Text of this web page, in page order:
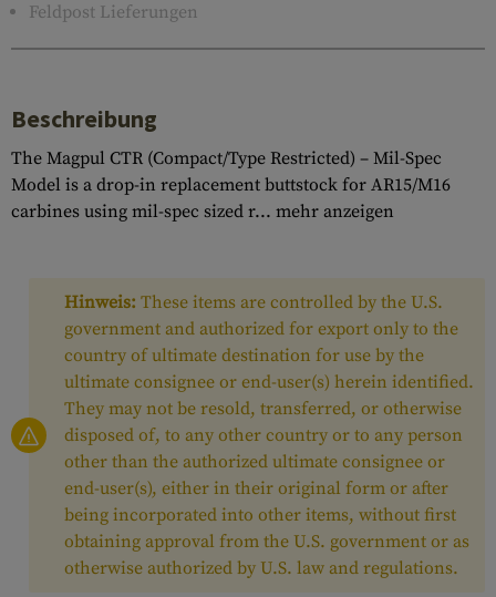
Feldpost Lieferungen
Beschreibung
The Magpul CTR (Compact/Type Restricted) – Mil-Spec
Model is a drop-in replacement buttstock for AR15/M16
carbines using mil-spec sized r... mehr anzeigen
Hinweis: These items are controlled by the U.S.
government and authorized for export only to the
country of ultimate destination for use by the
ultimate consignee or end-user(s) herein identified.
They may not be resold, transferred, or otherwise
disposed of, to any other country or to any person
other than the authorized ultimate consignee or
end-user(s), either in their original form or after
being incorporated into other items, without first
obtaining approval from the U.S. government or as
otherwise authorized by U.S. law and regulations.